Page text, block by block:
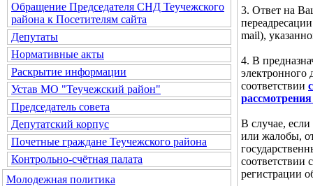
Обращение Председателя СНД Теучежского
района к Посетителям сайта
Депутаты
Нормативные акты
Раскрытие информации
Устав МО "Теучежский район"
Председатель совета
Депутатский корпус
Почетные граждане Теучежского района
Контрольно-счётная палата
Молодежная политика
3. Ответ на
mail),
4. В
электронного
соответствии
В случае,
или жалобы,
соответствии
регистрации